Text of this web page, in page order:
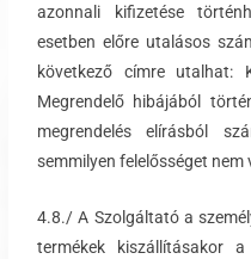
azonnali kifizetése
esetben előre utalásos
következő címre utalhat:
Megrendelő hibájából
megrendelés elírásból
semmilyen felelősséget nem
4.8./ A Szolgáltató a
termékek kiszállításakor